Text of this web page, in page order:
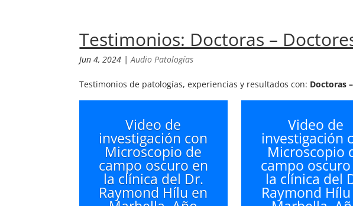
Testimonios: Doctoras –
Jun 4, 2024 |Audio Patologías
Testimonios de patologías, experiencias y resultados con: Doctoras
Video de
investigación con
Microscopio de
campo oscuro en
la clínica del Dr.
Raymond Hílu en
Video de
investigación
Microscopio
campo
la clínica del
Raymond